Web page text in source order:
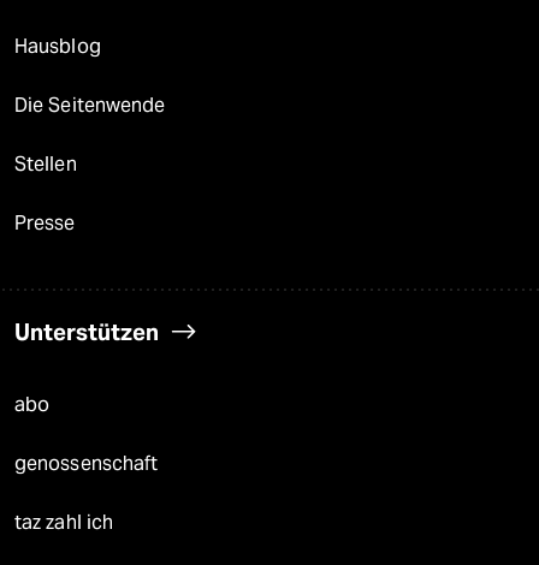
Hausblog
Die Seitenwende
Stellen
Presse
Unterstützen
abo
genossenschaft
taz zahl ich